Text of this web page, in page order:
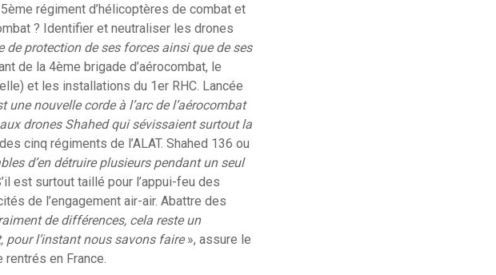
régiment d’hélicoptères de combat et
? Identifier et neutraliser les drones
protection de ses forces ainsi que de ses
de la 4ème brigade d’aérocombat, le
et les installations du 1er RHC. Lancée
une nouvelle corde à l’arc de l’aérocombat
drones Shahed qui sévissaient surtout la
cinq régiments de l’ALAT. Shahed 136 ou
d’en détruire plusieurs pendant un seul
est surtout taillé pour l’appui-feu des
de l’engagement air-air. Abattre des
de différences, cela reste un
pour l’instant nous savons faire», assure le
en France.